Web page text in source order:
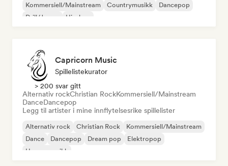
Kommersiell/Mainstream
Countrymusikk
Dancepop
Drill/Jersey
Hip-hop
Capricorn Music
Spillelistekurator
> 200 svar gitt
Alternativ rockChristian RockKommersiell/Mainstream
DanceDancepop
Legg til artister i mine innflytelsesrike spillelister
Alternativ rock Christian Rock
Kommersiell/Mainstream
Dance
Dancepop Dream pop
Elektropop
House-musikk